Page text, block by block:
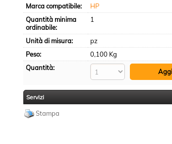
Marca compatibile:
HP
Quantità minima
ordinabile:
1
Unità di misura:
pz
Peso:
0,100 Kg
Quantità:
Servizi
Stampa